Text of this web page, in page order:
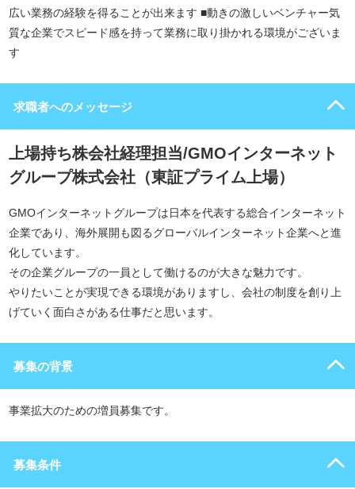
広い業務の経験を得ることが出来ます ■動きの激しいベンチャー気
質な企業でスピード感を持って業務に取り掛かれる環境がございま
す
求職者へのメッセージ
上場持ち株会社経理担当/GMOインターネット
グループ株式会社（東証プライム上場）
GMOインターネットグループは日本を代表する総合インターネット
企業であり、海外展開も図るグローバルインターネット企業へと進
化しています。
その企業グループの一員として働けるのが大きな魅力です。
やりたいことが実現できる環境がありますし、会社の制度を創り上
げていく面白さがある仕事だと思います。
募集の背景
事業拡大のための増員募集です。
募集条件